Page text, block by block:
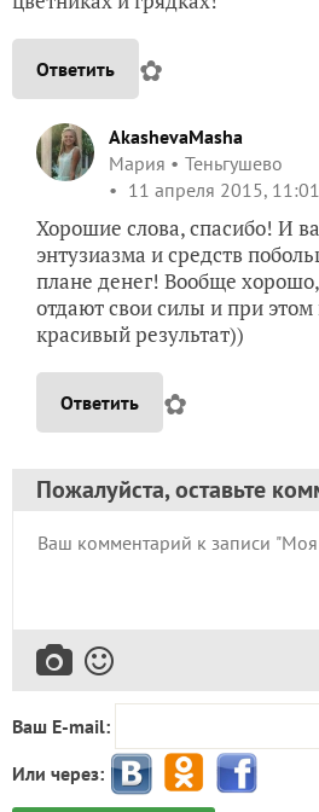
Ответить ✿
AkashevaMasha
Мария
Теньгушево
11 апреля 2015, 11:01
Хорошие слова, спасибо! И
энтузиазма и средств
плане денег! Вообще
отдают свои силы и при
красивый результат))
Ответить ✿
Пожалуйста, оставьте
Ваш E-mail:
Или через: